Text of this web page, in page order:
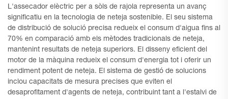
L'assecador elèctric per a sòls de rajola representa un avanç
significatiu en la tecnologia de neteja sostenible. El seu sistema
de distribució de solució precisa redueix el consum d'aigua fins al
70% en comparació amb els mètodes tradicionals de neteja,
mantenint resultats de neteja superiors. El disseny eficient del
motor de la màquina redueix el consum d'energia tot i oferir un
rendiment potent de neteja. El sistema de gestió de solucions
inclou capacitats de mesura precises que eviten el
desaprofitament d'agents de neteja, contribuint tant a l'estalvi de